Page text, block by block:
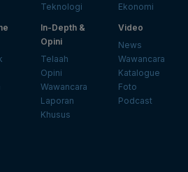
Teknologi
Ekonomi
In-Depth &
Opini
Telaah
Opini
Wawancara
Laporan
Khusus
Video
News
Wawancara
Katalogue
Foto
Podcast